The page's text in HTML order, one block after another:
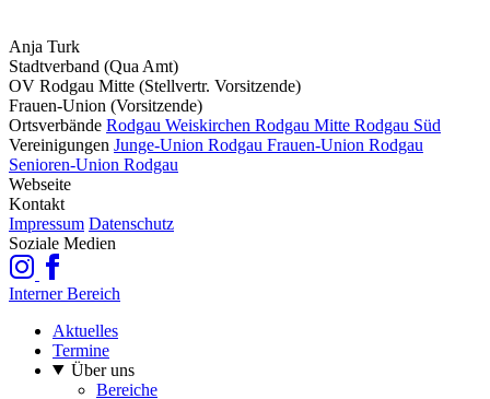
Anja Turk
Stadtverband (Qua Amt)
OV Rodgau Mitte (Stellvertr. Vorsitzende)
Frauen-Union (Vorsitzende)
Ortsverbände Rodgau Weiskirchen Rodgau Mitte Rodgau Süd
Vereinigungen Junge-Union Rodgau Frauen-Union Rodgau
Senioren-Union Rodgau
Webseite
Kontakt
Impressum Datenschutz
Soziale Medien
Interner Bereich
Aktuelles
Termine
Über uns
Bereiche